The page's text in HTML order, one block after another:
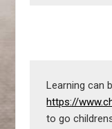
https://
to go